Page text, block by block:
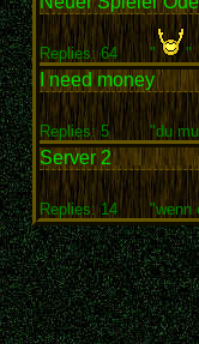
Replies: 64 " "
I need money
Replies: 5 "du
Server 2
Replies: 14 "wenn